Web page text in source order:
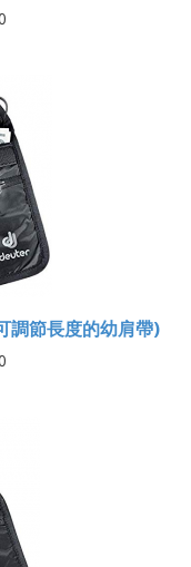
調節長度的幼肩帶)